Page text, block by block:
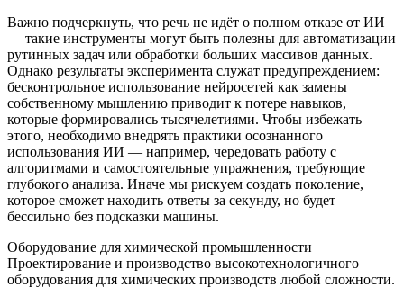
Важно подчеркнуть, что речь не идёт о полном отказе от ИИ
— такие инструменты могут быть полезны для автоматизации
рутинных задач или обработки больших массивов данных.
Однако результаты эксперимента служат предупреждением:
бесконтрольное использование нейросетей как замены
собственному мышлению приводит к потере навыков,
которые формировались тысячелетиями. Чтобы избежать
этого, необходимо внедрять практики осознанного
использования ИИ — например, чередовать работу с
алгоритмами и самостоятельные упражнения, требующие
глубокого анализа. Иначе мы рискуем создать поколение,
которое сможет находить ответы за секунду, но будет
бессильно без подсказки машины.
Оборудование для химической промышленности
Проектирование и производство высокотехнологичного
оборудования для химических производств любой сложности.